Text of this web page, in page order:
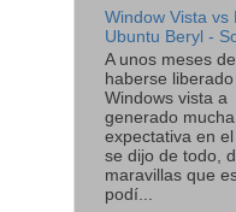
Window Vista vs
Ubuntu Beryl -
A unos meses de
haberse liberado
Windows vista a
generado mucha
expectativa en el
se dijo de todo,
maravillas que
podí...